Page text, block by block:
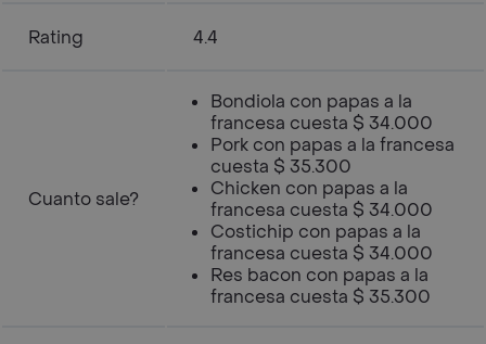
Rating 4.4
Cuanto sale?
Bondiola con papas a la
francesa cuesta $ 34.000
Pork con papas a la francesa
cuesta $ 35.300
Chicken con papas a la
francesa cuesta $ 34.000
Costichip con papas a la
francesa cuesta $ 34.000
Res bacon con papas a la
francesa cuesta $ 35.300